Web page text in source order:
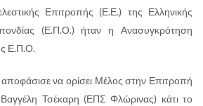
Επιτροπής (Ε.Ε.) της Ελληνικής
(Ε.Π.Ο.) ήταν η Ανασυγκρότηση
Ε.Π.Ο.
να ορίσει Μέλος στην Επιτροπή
Τσέκαρη (ΕΠΣ Φλώρινας) κάτι το